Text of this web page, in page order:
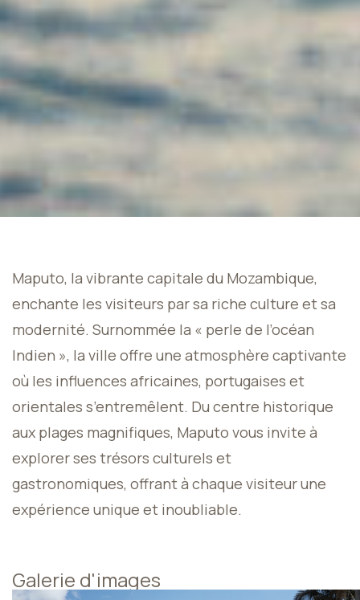
Maputo, la vibrante capitale du Mozambique,
enchante les visiteurs par sa riche culture et sa
modernité. Surnommée la « perle de l’océan
Indien », la ville offre une atmosphère captivante
où les influences africaines, portugaises et
orientales s’entremêlent. Du centre historique
aux plages magnifiques, Maputo vous invite à
explorer ses trésors culturels et
gastronomiques, offrant à chaque visiteur une
expérience unique et inoubliable.
Galerie d'images